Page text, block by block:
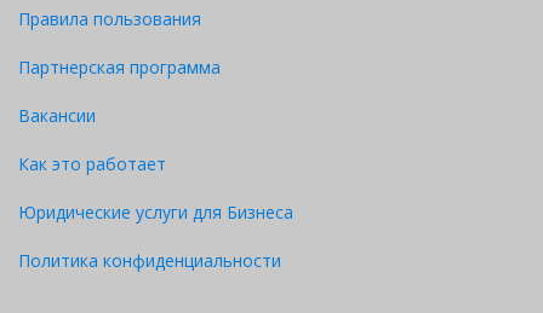
Правила пользования
Партнерская программа
Вакансии
Как это работает
Юридические услуги для Бизнеса
Политика конфиденциальности